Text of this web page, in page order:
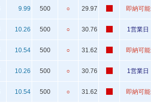
9.99 500 ○ 29.97 即納可能
10.26 500 ○ 30.76 1営業日
10.54 500 ○ 31.62 即納可能
10.26 500 ○ 30.76 1営業日
10.54 500 ○ 31.62 即納可能